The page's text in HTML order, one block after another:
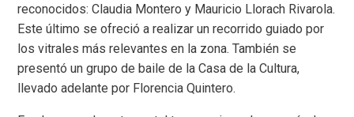
reconocidos: Claudia Montero y Mauricio Llorach Rivarola.
Este último se ofreció a realizar un recorrido guiado por
los vitrales más relevantes en la zona. También se
presentó un grupo de baile de la Casa de la Cultura,
llevado adelante por Florencia Quintero.